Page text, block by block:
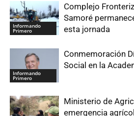
Informando
Primero
Complejo
Samoré
esta jornada
Informando
Primero
Conmemoración
Social en la
Ministerio de
emergencia